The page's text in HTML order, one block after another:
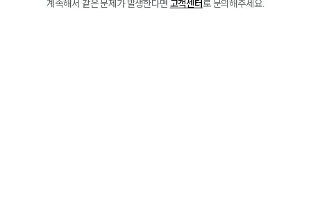
계속해서 같은 문제가 발생한다면 고객센터로 문의해주세요.